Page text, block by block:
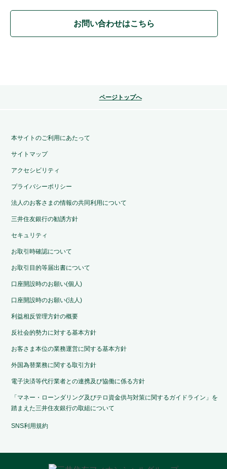
お問い合わせはこちら
ページトップへ
本サイトのご利用にあたって
サイトマップ
アクセシビリティ
プライバシーポリシー
法人のお客さまの情報の共同利用について
三井住友銀行の勧誘方針
セキュリティ
お取引時確認について
お取引目的等届出書について
口座開設時のお願い(個人)
口座開設時のお願い(法人)
利益相反管理方針の概要
反社会的勢力に対する基本方針
お客さま本位の業務運営に関する基本方針
外国為替業務に関する取引方針
電子決済等代行業者との連携及び協働に係る方針
「マネー・ローンダリング及びテロ資金供与対策に関するガイドライン」を
踏まえた三井住友銀行の取組について
SNS利用規約